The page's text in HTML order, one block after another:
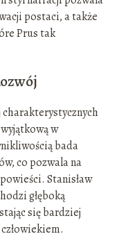
postaci, a także
Prus tak
w
bada
co pozwala na
Stanisław
głęboką
się bardziej